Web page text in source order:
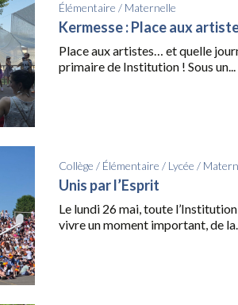
Élémentaire / Maternelle
Kermesse : Place aux
Place aux artistes… et quelle
primaire de Institution ! Sous un...
Collège / Élémentaire / Lycée /
Unis par l’Esprit
Le lundi 26 mai, toute
vivre un moment important, de